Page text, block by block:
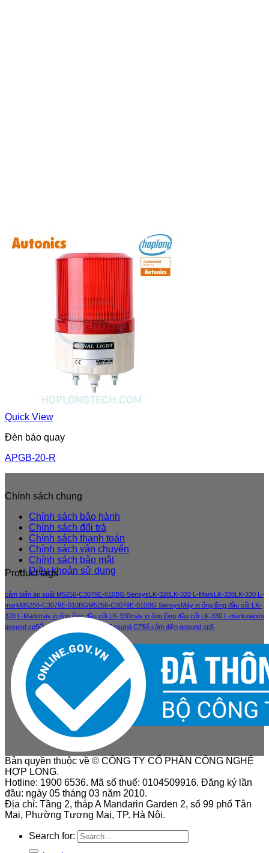
Quick View
Đèn báo quay
APGB-20-R
Chính sách chung
Chính sách bảo hành
Chính sách đổi trả
Chính sách thanh toán
Chính sách vận chuyển
Chính sách bảo mật
Điều khoản sử dung
Product tags
cảm biến áp suất M5256-C3079E-010BG Sensys LK-320 LK-320 L-Mark LK-330 LK-330 L-
markM5256-C3079E-010BGM5256-C3079E-010BG SensysMáy in ống lồng đầu cốt LK-
320 L-Markmáy in ống lồng đầu cốt LK-330máy in ống lồng đầu cốt LK-330 L-markxiaomi
gosund cp5Ổ cắm điện thông minh Gosund CP5ổ cắm điện gosund cp5
Bản quyền thuộc về © CÔNG TY CỔ PHẦN CÔNG NGHỆ
HỢP LONG.
Hotline: 1900 6536. Mã số thuế: 0104509916. Đăng ký lần
đầu: ngày 05 tháng 03 năm 2010.
Địa chỉ: Tầng 2, tháp A Mandarin Garden 2, số 99 phố Tân
Mai, Phường Tương Mai, TP. Hà Nội.
Search for: